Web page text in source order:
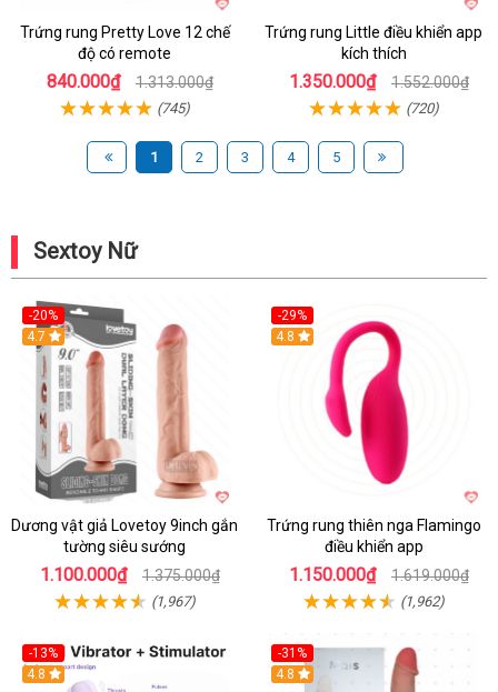
Trứng rung Pretty Love 12 chế
độ có remote
840.000₫ 1.313.000₫
(745)
Trứng rung Little điều khiển app
kích thích
1.350.000₫ 1.552.000₫
(720)
1 2 3 4 5
Sextoy Nữ
-20%
Hot
4.7
Dương vật giả Lovetoy 9inch gắn
tường siêu sướng
1.100.000₫ 1.375.000₫
(1,967)
-29%
Hot
4.8
Trứng rung thiên nga Flamingo
điều khiển app
1.150.000₫ 1.619.000₫
(1,962)
-13%
4.8
-31%
4.8